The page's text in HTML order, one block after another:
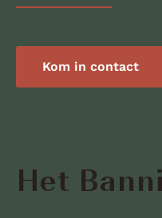
Kom in contact
Het